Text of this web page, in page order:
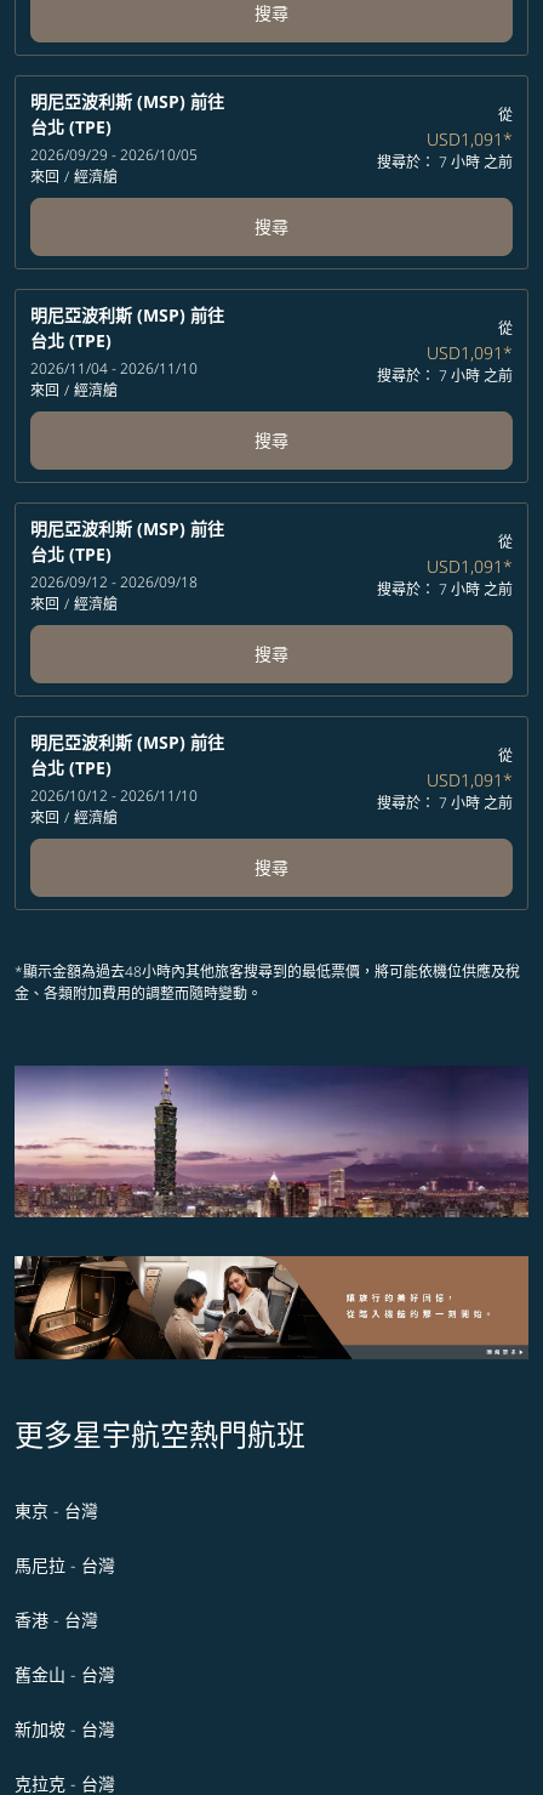
搜尋
明尼亞波利斯 (MSP) 前往
台北 (TPE)
2026/09/29 - 2026/10/05
來回 / 經濟艙
從
USD1,091*
搜尋於： 7 小時 之前
搜尋
明尼亞波利斯 (MSP) 前往
台北 (TPE)
2026/11/04 - 2026/11/10
來回 / 經濟艙
從
USD1,091*
搜尋於： 7 小時 之前
搜尋
明尼亞波利斯 (MSP) 前往
台北 (TPE)
2026/09/12 - 2026/09/18
來回 / 經濟艙
從
USD1,091*
搜尋於： 7 小時 之前
搜尋
明尼亞波利斯 (MSP) 前往
台北 (TPE)
2026/10/12 - 2026/11/10
來回 / 經濟艙
從
USD1,091*
搜尋於： 7 小時 之前
搜尋
*顯示金額為過去48小時內其他旅客搜尋到的最低票價，將可能依機位供應及稅
金、各類附加費用的調整而隨時變動。
更多星宇航空熱門航班
東京 - 台灣
馬尼拉 - 台灣
香港 - 台灣
舊金山 - 台灣
新加坡 - 台灣
克拉克 - 台灣